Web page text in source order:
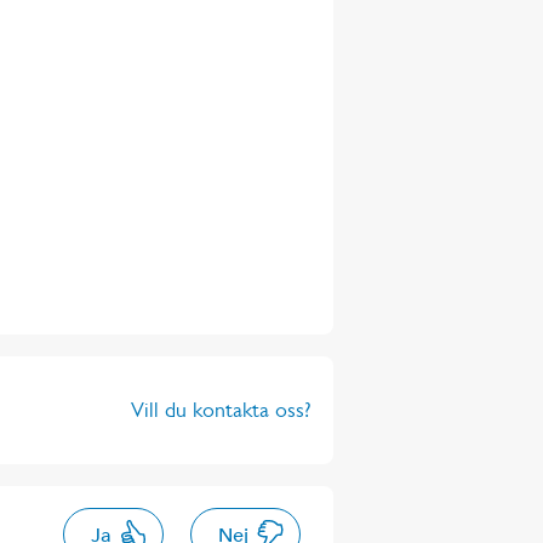
Vill du kontakta oss?
Ja Nej